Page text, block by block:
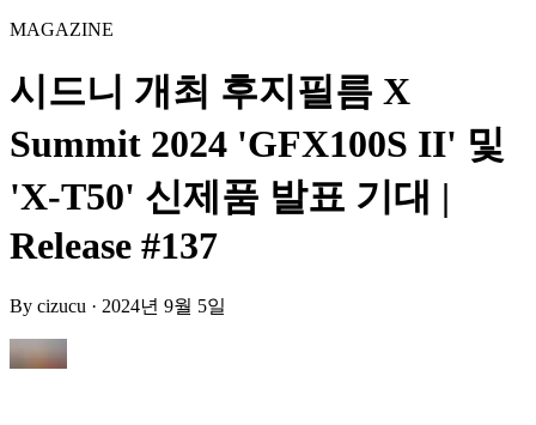
MAGAZINE
시드니 개최 후지필름 X
Summit 2024 'GFX100S II' 및
'X-T50' 신제품 발표 기대 |
Release #137
By cizucu · 2024년 9월 5일